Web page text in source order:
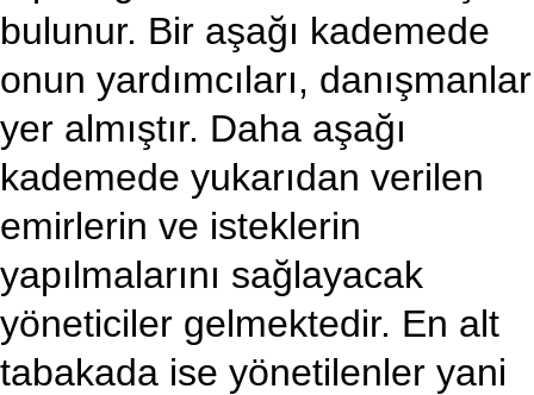
bulunur. Bir aşağı kademede
onun yardımcıları,
yer almıştır. Daha aşağı
kademede yukarıdan verilen
emirlerin ve isteklerin
yapılmalarını sağlayacak
yöneticiler gelmektedir. En alt
tabakada ise yönetilenler yani